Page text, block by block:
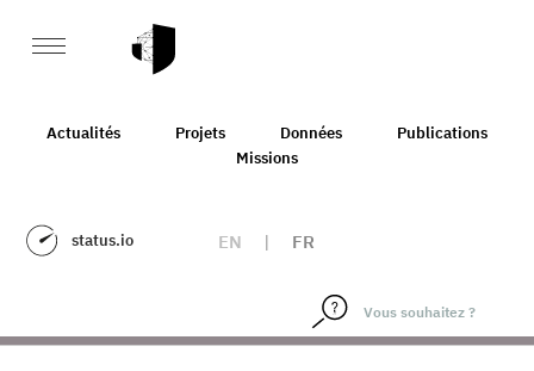
Actualités Projets Données
Publications
Missions
status.io EN | FR